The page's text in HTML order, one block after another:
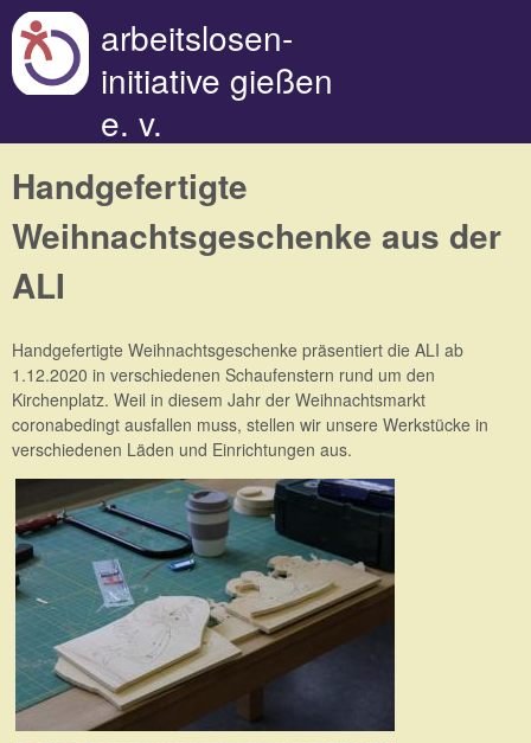
arbeitslosen-
initiative gießen
e. v.
Handgefertigte
Weihnachtsgeschenke aus der
ALI
Handgefertigte Weihnachtsgeschenke präsentiert die ALI ab
1.12.2020 in verschiedenen Schaufenstern rund um den
Kirchenplatz. Weil in diesem Jahr der Weihnachtsmarkt
coronabedingt ausfallen muss, stellen wir unsere Werkstücke in
verschiedenen Läden und Einrichtungen aus.